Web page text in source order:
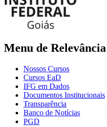
Menu de Relevância
Nossos Cursos
Cursos EaD
IFG em Dados
Documentos Institucionais
Transparência
Banco de Notícias
PGD